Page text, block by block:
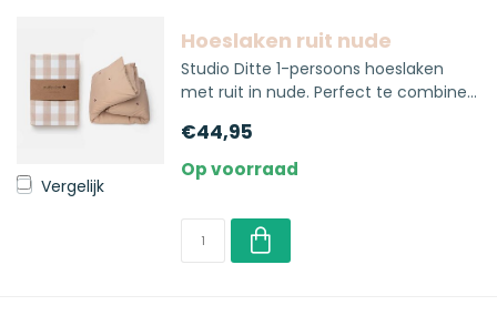
Vergelijk
Hoeslaken ruit nude
Studio Ditte 1-persoons hoeslaken
met ruit in nude. Perfect te combine...
€44,95
Op voorraad